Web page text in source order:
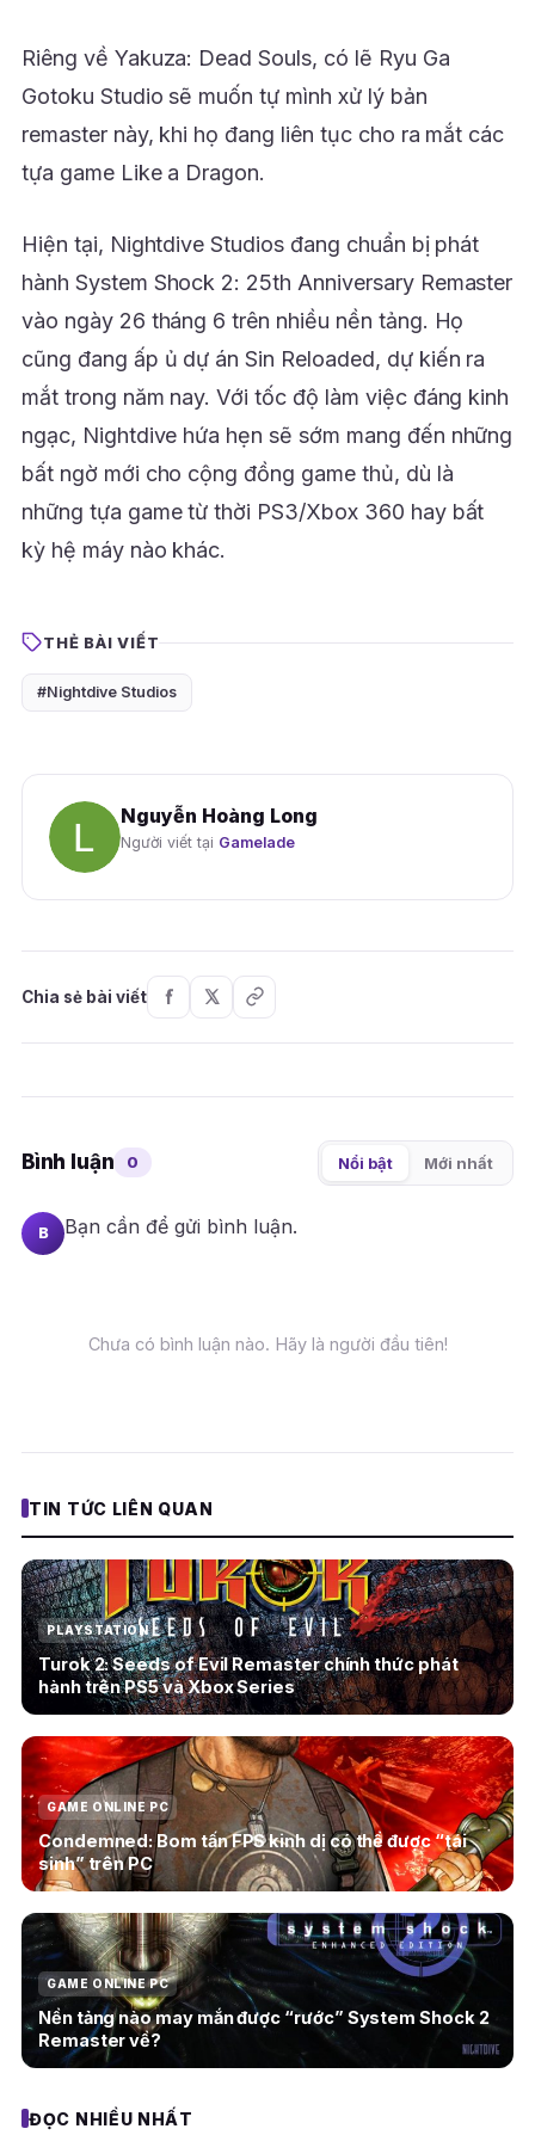
Riêng về Yakuza: Dead Souls, có lẽ Ryu Ga
Gotoku Studio sẽ muốn tự mình xử lý bản
remaster này, khi họ đang liên tục cho ra mắt các
tựa game Like a Dragon.
Hiện tại, Nightdive Studios đang chuẩn bị phát
hành System Shock 2: 25th Anniversary Remaster
vào ngày 26 tháng 6 trên nhiều nền tảng. Họ
cũng đang ấp ủ dự án Sin Reloaded, dự kiến ra
mắt trong năm nay. Với tốc độ làm việc đáng kinh
ngạc, Nightdive hứa hẹn sẽ sớm mang đến những
bất ngờ mới cho cộng đồng game thủ, dù là
những tựa game từ thời PS3/Xbox 360 hay bất
kỳ hệ máy nào khác.
THẺ BÀI VIẾT
#Nightdive Studios
Nguyễn Hoàng Long
Người viết tại Gamelade
Chia sẻ bài viết
Bình luận 0 Nổi bật Mới nhất
B Bạn cần để gửi bình luận.
Chưa có bình luận nào. Hãy là người đầu tiên!
TIN TỨC LIÊN QUAN
PLAYSTATION
Turok 2: Seeds of Evil Remaster chính thức phát
hành trên PS5 và Xbox Series
GAME ONLINE PC
Condemned: Bom tấn FPS kinh dị có thể được “tái
sinh” trên PC
GAME ONLINE PC
Nền tảng nào may mắn được “rước” System Shock 2
Remaster về?
ĐỌC NHIỀU NHẤT